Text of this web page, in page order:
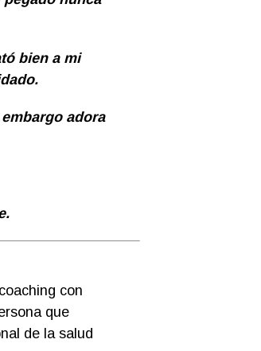
bien a mi
adora
con
que
de la salud